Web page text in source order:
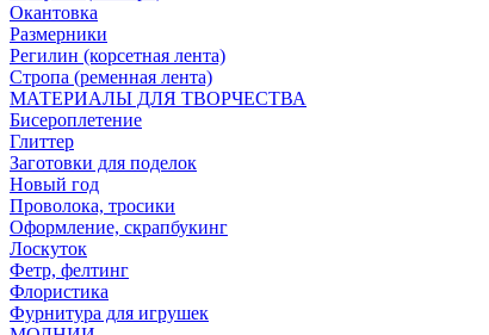
Окантовка
Размерники
Регилин (корсетная лента)
Стропа (ременная лента)
МАТЕРИАЛЫ ДЛЯ ТВОРЧЕСТВА
Бисероплетение
Глиттер
Заготовки для поделок
Новый год
Проволока, тросики
Оформление, скрапбукинг
Лоскуток
Фетр, фелтинг
Флористика
Фурнитура для игрушек